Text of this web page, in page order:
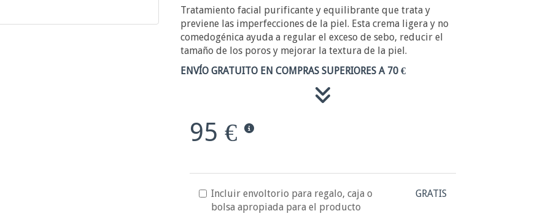
Tratamiento facial purificante y equilibrante que trata y
previene las imperfecciones de la piel. Esta crema ligera y no
comedogénica ayuda a regular el exceso de sebo, reducir el
tamaño de los poros y mejorar la textura de la piel.
ENVÍO GRATUITO EN COMPRAS SUPERIORES A 70 €
95 €
Incluir envoltorio para regalo, caja o
bolsa apropiada para el producto
GRATIS